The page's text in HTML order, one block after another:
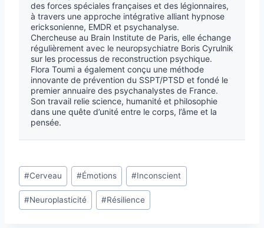
des forces spéciales françaises et des légionnaires,
à travers une approche intégrative alliant hypnose
ericksonienne, EMDR et psychanalyse.
Chercheuse au Brain Institute de Paris, elle échange
régulièrement avec le neuropsychiatre Boris Cyrulnik
sur les processus de reconstruction psychique.
Flora Toumi a également conçu une méthode
innovante de prévention du SSPT/PTSD et fondé le
premier annuaire des psychanalystes de France.
Son travail relie science, humanité et philosophie
dans une quête d’unité entre le corps, l’âme et la
pensée.
#Cerveau #Émotions #Inconscient
#Neuroplasticité #Résilience